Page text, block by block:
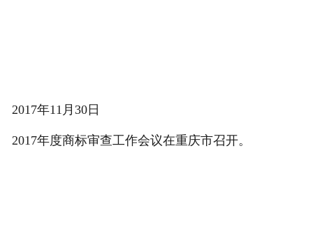
2017年11月30日
2017年度商标审查工作会议在重庆市召开。